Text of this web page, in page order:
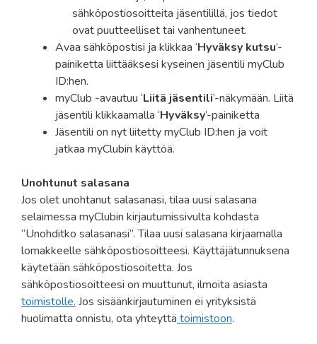
sähköpostiosoitteita jäsentilillä, jos tiedot
ovat puutteelliset tai vanhentuneet.
Avaa sähköpostisi ja klikkaa ‘Hyväksy kutsu’-
painiketta liittääksesi kyseinen jäsentili myClub
ID:hen.
myClub -avautuu ‘Liitä jäsentili’-näkymään. Liitä
jäsentili klikkaamalla ‘Hyväksy’-painiketta
Jäsentili on nyt liitetty myClub ID:hen ja voit
jatkaa myClubin käyttöä.
Unohtunut salasana
Jos olet unohtanut salasanasi, tilaa uusi salasana
selaimessa myClubin kirjautumissivulta kohdasta
“Unohditko salasanasi”. Tilaa uusi salasana kirjaamalla
lomakkeelle sähköpostiosoitteesi. Käyttäjätunnuksena
käytetään sähköpostiosoitetta. Jos
sähköpostiosoitteesi on muuttunut, ilmoita asiasta
toimistolle.Jos sisäänkirjautuminen ei yrityksistä
huolimatta onnistu, ota yhteyttätoimistoon.